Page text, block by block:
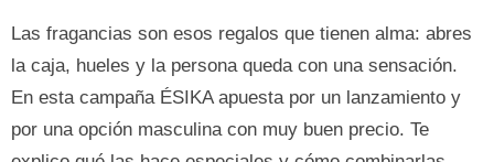
Las fragancias son esos regalos que tienen alma: abres
la caja, hueles y la persona queda con una sensación.
En esta campaña ÉSIKA apuesta por un lanzamiento y
por una opción masculina con muy buen precio. Te